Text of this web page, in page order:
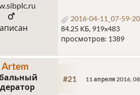
2016-04-11_07-59-
84.25 КБ, 919x483
просмотров: 1389
Artem
#21 11 апреля 2016,